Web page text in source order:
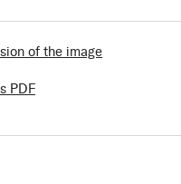
of the image
PDF